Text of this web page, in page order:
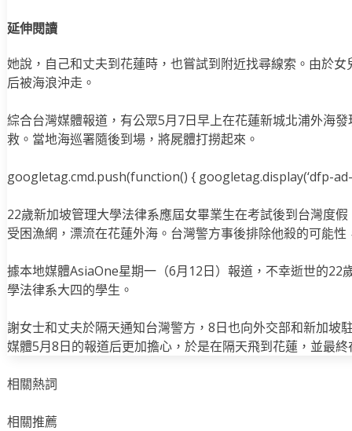
延伸閱讀
她說，自己和丈夫到花蓮時，也嘗試到附近找尋線索。由於
后被海浪沖走。
綜合台灣媒體報道，有公眾5月7日早上在花蓮新城北浦外海
救。當地海巡署隨後到場，將屍體打撈起來。
googletag.cmd.push(function() { googletag.display(‘dfp-ad-
22歲新加坡管理大學法律系應屆女畢業生在考試後到台灣度
受困漁網，漂流在花蓮外海。台灣警方事後排除他殺的可能
據本地媒體AsiaOne星期一（6月12日）報道，不幸逝世的22
學法律系大四的學生。
謝女士和丈夫於隔天通知台灣警方，8日也向外交部和新加坡
媒體5月8日的報道后更加擔心，於是在隔天飛到花蓮，並最
相關熱詞
相關推薦